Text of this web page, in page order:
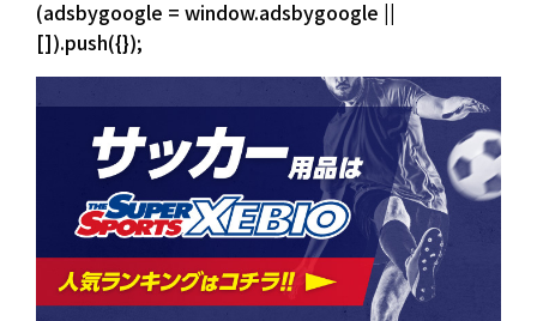
(adsbygoogle = window.adsbygoogle ||
[]).push({});